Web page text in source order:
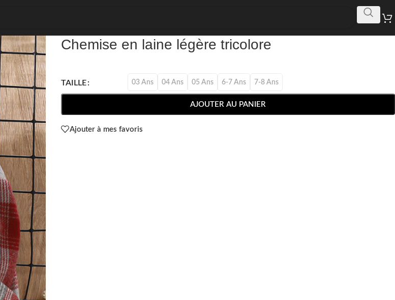
Chemise en laine légère tricolore
TAILLE 03 Ans 04 Ans 05 Ans 6-7 Ans 7-8 Ans
AJOUTER AU PANIER
Ajouter à mes favoris